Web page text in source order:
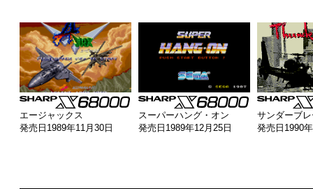
エージャックス
発売日1989年11月30日
スーパーハング・オン
発売日1989年12月25日
サンダーブ
発売日1990